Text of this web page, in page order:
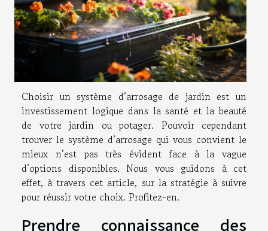
Choisir un système d’arrosage de jardin est un
investissement logique dans la santé et la beauté
de votre jardin ou potager. Pouvoir cependant
trouver le système d’arrosage qui vous convient le
mieux n’est pas très évident face à la vague
d’options disponibles. Nous vous guidons à cet
effet, à travers cet article, sur la stratégie à suivre
pour réussir votre choix. Profitez-en.
Prendre connaissance des